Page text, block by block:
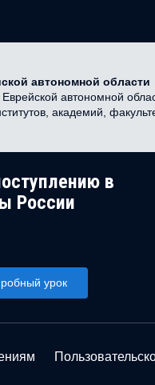
автономной области
автономной
академий,
в
России
урок